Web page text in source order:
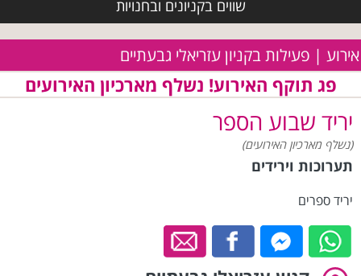
שווים בקניונים ובחנויות
אירוע | פעילות בקניון עזריאלי גבעתיים
פג תוקף האירוע! נשלף מארכיון האירועים
יריד שבוע הספר
(נשלף מארכיון האירועים)
תערוכות וירידים
יריד ספרים